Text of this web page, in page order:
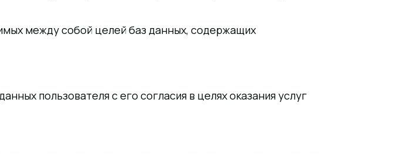
между собой целей баз данных, содержащих
пользователя с его согласия в целях оказания услуг